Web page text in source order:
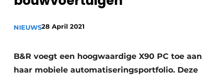
Vacature aanmelden
Vacatures
NIEUWS28 April 2021
B&R voegt een hoogwaardige X90 PC toe aan
haar mobiele automatiseringsportfolio. Deze